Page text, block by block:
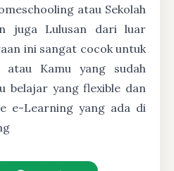
atau Sekolah
juga Lulusan dari luar
ini sangat cocok untuk
atau Kamu yang sudah
belajar yang flexible dan
e-Learning yang ada di